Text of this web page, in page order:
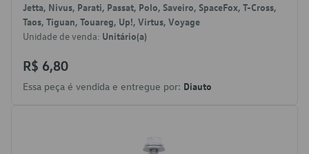
Jetta, Nivus, Parati, Passat, Polo, Saveiro, SpaceFox, T-Cross,
Taos, Tiguan, Touareg, Up!, Virtus, Voyage
Unidade de venda: Unitário(a)
R$ 6,80
Essa peça é vendida e entregue por: Diauto